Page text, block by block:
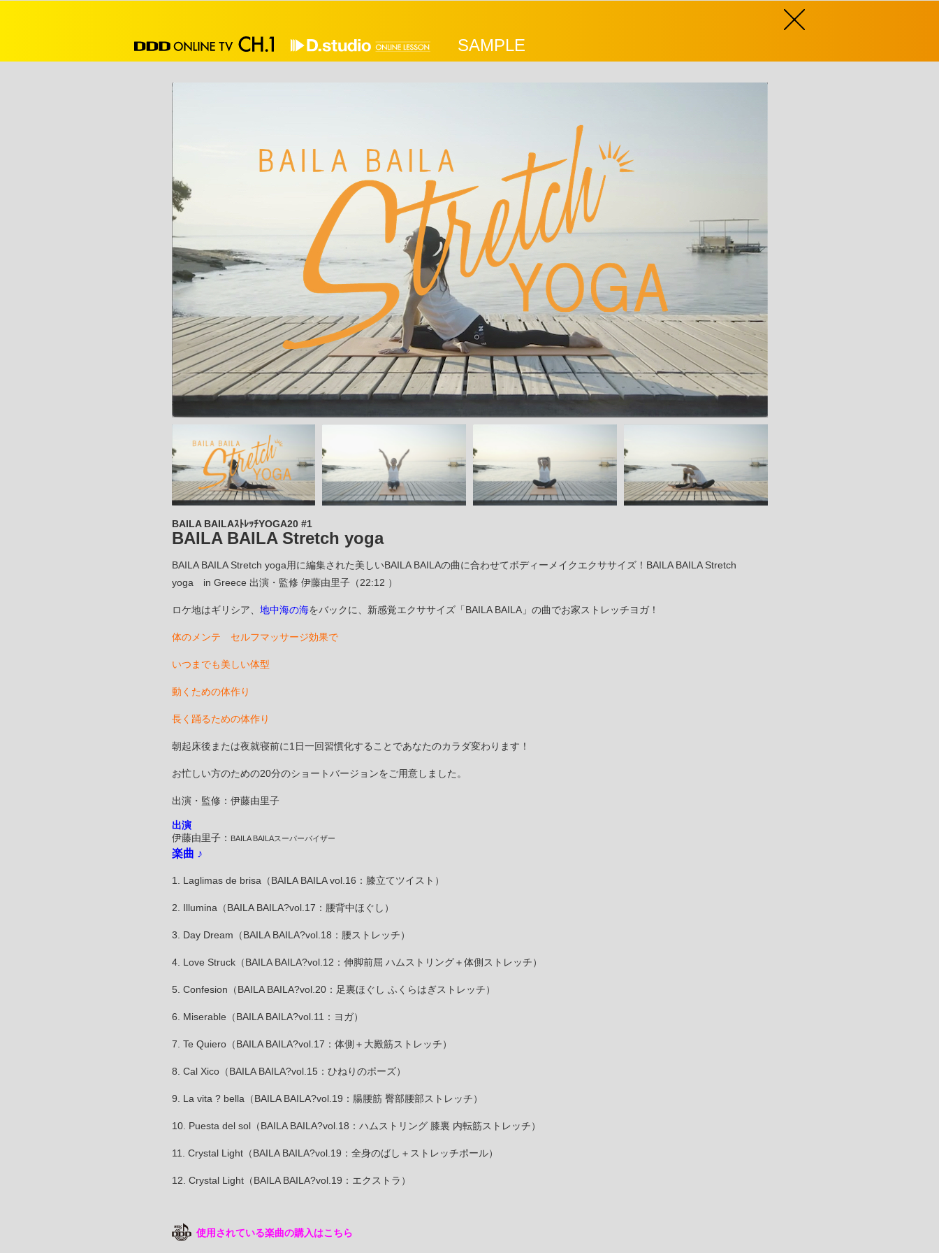
SAMPLE
BAILA BAILAｽﾄﾚｯﾁYOGA20 #1
BAILA BAILA Stretch yoga
BAILA BAILA Stretch yoga用に編集された美しいBAILA BAILAの曲に合わせてボディーメイクエクササイズ！BAILA BAILA Stretch
yoga in Greece 出演・監修 伊藤由里子（22:12 ）
ロケ地はギリシア、 地中海の海をバックに、新感覚エクササイズ「BAILA BAILA」の曲でお家ストレッチヨガ！
体のメンテ セルフマッサージ効果で
いつまでも美しい体型
動くための体作り
長く踊るための体作り
朝起床後または夜就寝前に1日一回習慣化することであなたのカラダ変わります！
お忙しい方のための20分のショートバージョンをご用意しました。
出演・監修：伊藤由里子
出演
伊藤由里子： BAILA BAILAスーパーバイザー
楽曲 ♪
1. Laglimas de brisa（BAILA BAILA vol.16：膝立てツイスト）
2. Illumina（BAILA BAILA?vol.17：腰背中ほぐし）
3. Day Dream（BAILA BAILA?vol.18：腰ストレッチ）
4. Love Struck（BAILA BAILA?vol.12：伸脚前屈 ハムストリング＋体側ストレッチ）
5. Confesion（BAILA BAILA?vol.20：足裏ほぐし ふくらはぎストレッチ）
6. Miserable（BAILA BAILA?vol.11：ヨガ）
7. Te Quiero（BAILA BAILA?vol.17：体側＋大殿筋ストレッチ）
8. Cal Xico（BAILA BAILA?vol.15：ひねりのポーズ）
9. La vita ? bella（BAILA BAILA?vol.19：腸腰筋 臀部腰部ストレッチ）
10. Puesta del sol（BAILA BAILA?vol.18：ハムストリング 膝裏 内転筋ストレッチ）
11. Crystal Light（BAILA BAILA?vol.19：全身のばし＋ストレッチポール）
12. Crystal Light（BAILA BAILA?vol.19：エクストラ）
使用されている楽曲の購入はこちら